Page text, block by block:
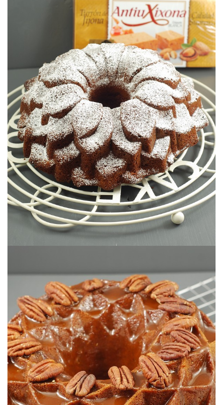
BUNDTCAKE DE TURRÓN DE JIJONA
Una maravilla para el paladar.
WHISKY CON GLASEADO DE
CARAMELO SALADO
Un bundtcake que te enamorará.